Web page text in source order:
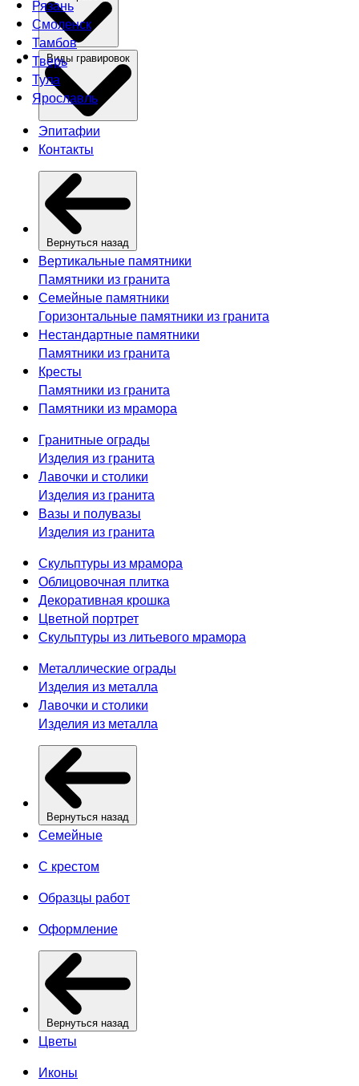
Рязань
Смоленск
Тамбов
Тверь
Тула
Ярославль
Эпитафии
Контакты
Вернуться назад
Вертикальные памятники
Памятники из гранита
Семейные памятники
Горизонтальные памятники из гранита
Нестандартные памятники
Памятники из гранита
Кресты
Памятники из гранита
Памятники из мрамора
Гранитные ограды
Изделия из гранита
Лавочки и столики
Изделия из гранита
Вазы и полувазы
Изделия из гранита
Скульптуры из мрамора
Облицовочная плитка
Декоративная крошка
Цветной портрет
Скульптуры из литьевого мрамора
Металлические ограды
Изделия из металла
Лавочки и столики
Изделия из металла
Вернуться назад
Семейные
С крестом
Образцы работ
Оформление
Вернуться назад
Цветы
Иконы